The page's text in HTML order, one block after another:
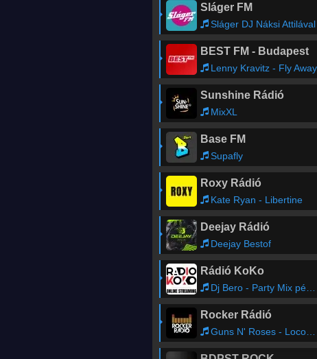
Sláger FM
Sláger DJ Náksi Attilával
BEST FM - Budapest
Lenny Kravitz - Fly Away
Sunshine Rádió
MixXL
Base FM
Supafly
Roxy Rádió
Kate Ryan - Libertine
Deejay Rádió
Deejay Bestof
Rádió KoKo
Dj Bero - Party Mix péntek esténként Dj Beroval
Rocker Rádió
Guns N' Roses - Locomotive